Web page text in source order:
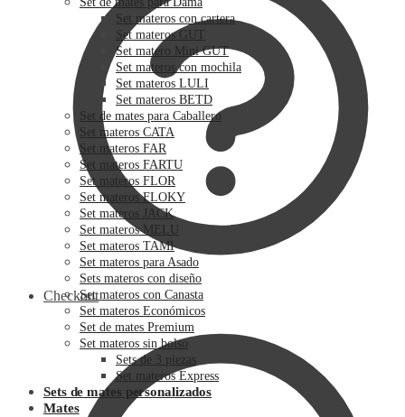
Checkout
Set materos con cartera
Set materos GUT
Set matero Mini GUT
Set materos con mochila
Set materos LULI
Set materos BETD
Set de mates para Caballero
Set materos CATA
Set materos FAR
Set materos FARTU
Set materos FLOR
Set materos FLOKY
Set materos JACK
Set materos MELU
Set materos TAMI
Set materos para Asado
Sets materos con diseño
Set materos con Canasta
Set materos Económicos
Set de mates Premium
Set materos sin bolso
Sets de 3 piezas
Set materos Express
Sets de mates personalizados
Mates